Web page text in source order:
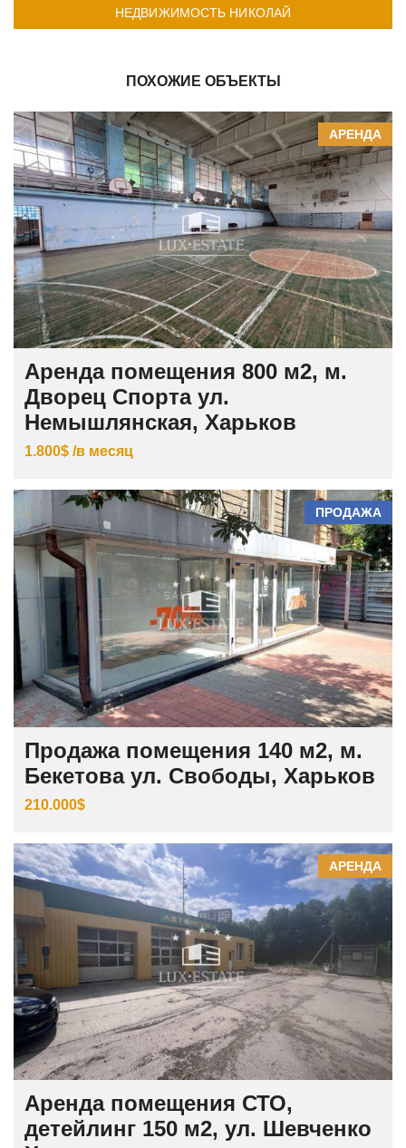
НЕДВИЖИМОСТЬ НИКОЛАЙ
ПОХОЖИЕ ОБЪЕКТЫ
АРЕНДА
Аренда помещения 800 м2, м.
Дворец Спорта ул.
Немышлянская, Харьков
1.800$ /в месяц
ПРОДАЖА
Продажа помещения 140 м2, м.
Бекетова ул. Свободы, Харьков
210.000$
АРЕНДА
Аренда помещения СТО,
детейлинг 150 м2, ул. Шевченко